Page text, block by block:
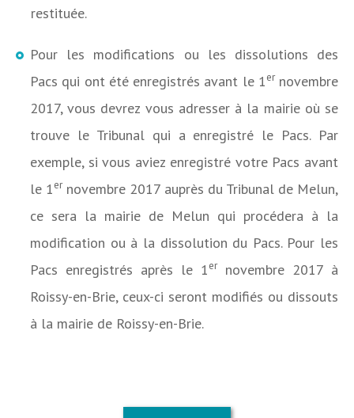
restituée.
Pour les modifications ou les dissolutions des
Pacs qui ont été enregistrés avant le 1ernovembre
2017, vous devrez vous adresser à la mairie où se
trouve le Tribunal qui a enregistré le Pacs. Par
exemple, si vous aviez enregistré votre Pacs avant
le 1ernovembre 2017 auprès du Tribunal de Melun,
ce sera la mairie de Melun qui procédera à la
modification ou à la dissolution du Pacs. Pour les
Pacs enregistrés après le 1ernovembre 2017 à
Roissy-en-Brie, ceux-ci seront modifiés ou dissouts
à la mairie de Roissy-en-Brie.